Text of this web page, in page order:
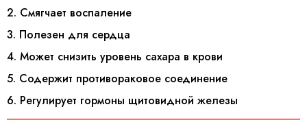
2. Смягчает воспаление
3. Полезен для сердца
4. Может снизить уровень сахара в крови
5. Содержит противораковое соединение
6. Регулирует гормоны щитовидной железы